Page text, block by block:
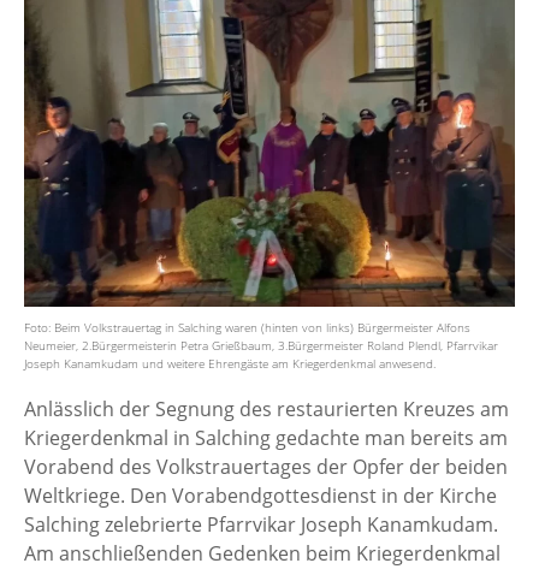
Foto: Beim Volkstrauertag in Salching waren (hinten von links) Bürgermeister Alfons
Neumeier, 2.Bürgermeisterin Petra Grießbaum, 3.Bürgermeister Roland Plendl, Pfarrvikar
Joseph Kanamkudam und weitere Ehrengäste am Kriegerdenkmal anwesend.
Anlässlich der Segnung des restaurierten Kreuzes am
Kriegerdenkmal in Salching gedachte man bereits am
Vorabend des Volkstrauertages der Opfer der beiden
Weltkriege. Den Vorabendgottesdienst in der Kirche
Salching zelebrierte Pfarrvikar Joseph Kanamkudam.
Am anschließenden Gedenken beim Kriegerdenkmal